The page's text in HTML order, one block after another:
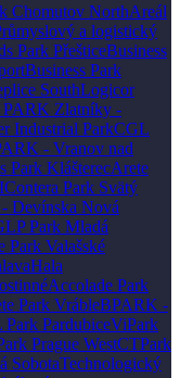
Chomutov NorthAreál
a logistický
Park PřešticeBusiness
Business Park
SouthLogicor
PARK Zlatníky -
Industrial ParkCGL
- Vranov nad
Park KlášterecArete
Contera Park Svätý
Devínska Nová
Park Mladá
Park Valašské
Hala
Accolade Park
Park VrábleBPARK -
Park PardubiceViPark
Prague WestCTPark
SobotaTechnologický